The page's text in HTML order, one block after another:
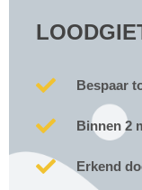
Bespaar
Binnen 2
Erkend